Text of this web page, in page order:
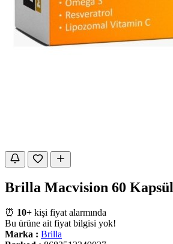
Brilla Macvision 60 Kapsül
⏰ 10+ kişi fiyat alarmında
Bu ürüne ait fiyat bilgisi yok!
Marka : Brilla